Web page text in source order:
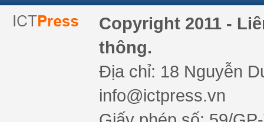
Copyright 2011 -
thông.
Địa chỉ: 18 Nguyễn
info@ictpress.vn